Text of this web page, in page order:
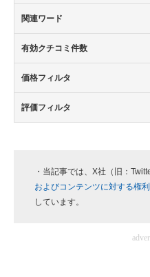
関連ワード
有効クチコミ件数
価格フィルタ
評価フィルタ
・当記事では、X社（旧：
およびコンテンツに対する権
しています。